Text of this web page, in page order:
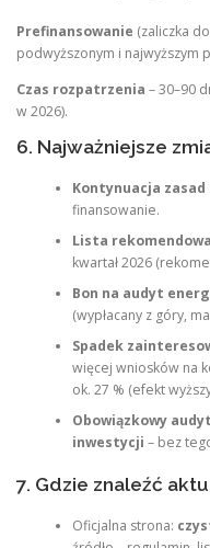
Prefinansowanie (zaliczka
podwyższonym i
Czas rozpatrzenia – 30–90
w 2026).
6. Najważniejsze
Kontynuacja zasad
finansowanie.
Lista
kwartał 2026
Bon na audyt
(wypłacany z góry,
Spadek
więcej wniosków na
ok. 27 % (efekt
Obowiązkowy
inwestycji – bez
7. Gdzie znaleźć
Oficjalna strona: